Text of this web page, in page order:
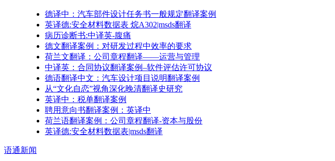
德译中：汽车部件设计任务书一般规定翻译案例
英译德:安全材料数据表 烷A302|msds翻译
病历诊断书:中译英-腹痛
德文翻译案例：对研发过程中效率的要求
荷兰文翻译：公司章程翻译——运营与管理
中译英：合同协议翻译案例–软件评估许可协议
德语翻译中文：汽车设计项目说明翻译案例
从“文化自恋”视角深化晚清翻译史研究
英译中：税单翻译案例
聘用意向书翻译案例：英译中
荷兰语翻译案例：公司章程翻译-资本与股份
英译德:安全材料数据表|msds翻译
语通新闻